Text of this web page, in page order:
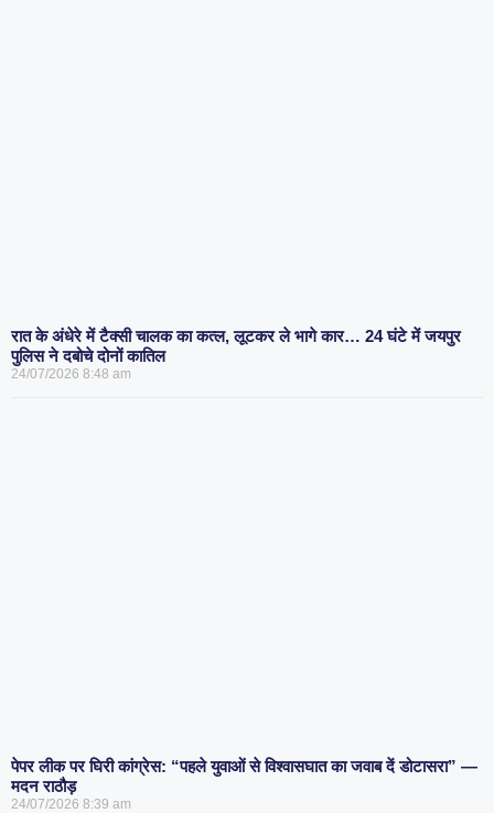
रात के अंधेरे में टैक्सी चालक का कत्ल, लूटकर ले भागे कार… 24 घंटे में जयपुर
पुलिस ने दबोचे दोनों कातिल
24/07/2026 8:48 am
पेपर लीक पर घिरी कांग्रेस: “पहले युवाओं से विश्वासघात का जवाब दें डोटासरा” —
मदन राठौड़
24/07/2026 8:39 am